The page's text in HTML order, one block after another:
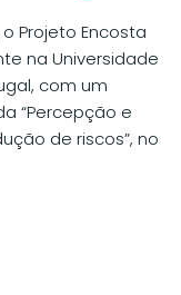
Projeto Encosta
na Universidade
com um
“Percepção e
de riscos”, no